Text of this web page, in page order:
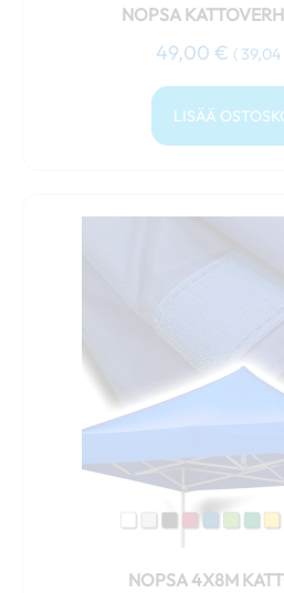
NOPSA
49,00 € ( 39,04
LISÄÄ
NOPSA 4X8M